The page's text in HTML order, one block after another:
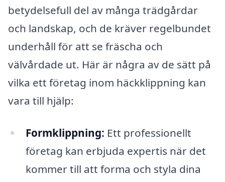
betydelsefull del av många trädgårdar
och landskap, och de kräver regelbundet
underhåll för att se fräscha och
välvårdade ut. Här är några av de sätt på
vilka ett företag inom häckklippning kan
vara till hjälp:
Formklippning: Ett professionellt
företag kan erbjuda expertis när det
kommer till att forma och styla dina